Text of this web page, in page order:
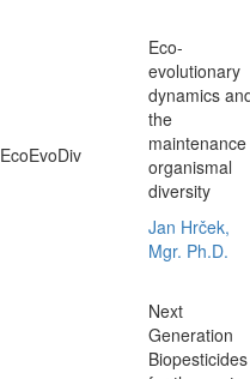
EcoEvoDiv
Eco-
evolutionary
dynamics
the
organismal
diversity
Jan Hrček,
Mgr. Ph.D.
Next
Generation
Biopesticides